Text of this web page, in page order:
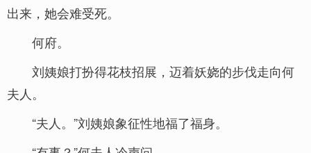
出来，她会难受死。
何府。
刘姨娘打扮得花枝招展，迈着妖娆的步伐走向何
夫人。
“夫人。”刘姨娘象征性地福了福身。